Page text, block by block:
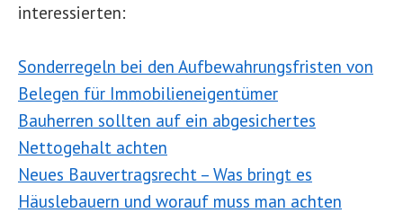
interessierten:
Sonderregeln bei den Aufbewahrungsfristen von
Belegen für Immobilieneigentümer
Bauherren sollten auf ein abgesichertes
Nettogehalt achten
Neues Bauvertragsrecht – Was bringt es
Häuslebauern und worauf muss man achten